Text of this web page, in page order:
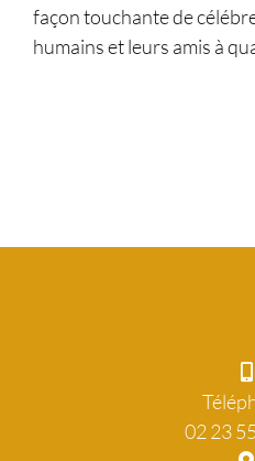
façon touchante de
humains et leurs amis à
02 23